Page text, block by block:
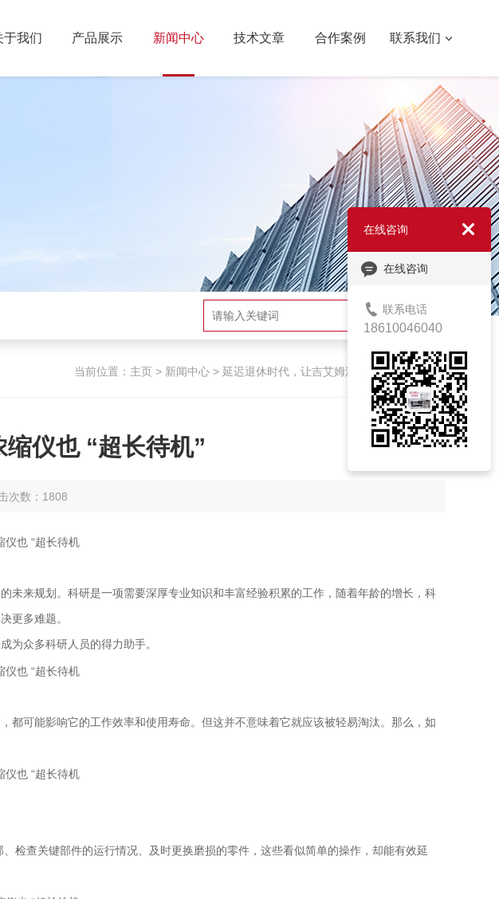
于我们 产品展示 新闻中心 技术文章 合作案例 联系我们
搜索
当前位置： 主页> 新闻中心> 延迟退休时代，让吉艾姆浓缩仪也 “超长待机”
仪也 “超长待机”
次数：1808
来规划。科研是一项需要深厚专业知识和丰富经验积累的工作，随着年龄的增长，科
更多难题。
为众多科研人员的得力助手。
可能影响它的工作效率和使用寿命。但这并不意味着它就应该被轻易淘汰。那么，如
检查关键部件的运行情况、及时更换磨损的零件，这些看似简单的操作，却能有效延
在线咨询
在线咨询
联系电话
18610046040